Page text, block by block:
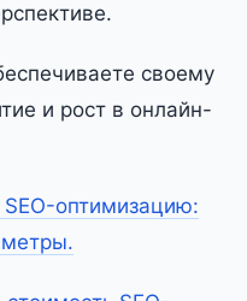
своему
и рост в онлайн-
оптимизацию: